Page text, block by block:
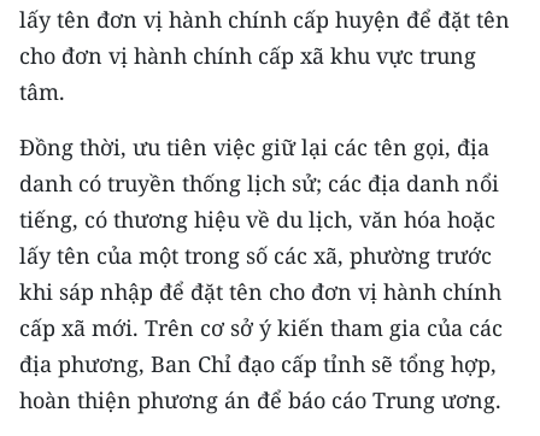
Media Du lịch
Media Thế giới
Media Thể thao
Media Giáo dục
Media Y tế
Media Khoa học - Công nghệ
Media Môi trường
Ảnh
lấy tên đơn vị hành chính cấp huyện để đặt tên
cho đơn vị hành chính cấp xã khu vực trung
tâm.
Đồng thời, ưu tiên việc giữ lại các tên gọi, địa
danh có truyền thống lịch sử; các địa danh nổi
tiếng, có thương hiệu về du lịch, văn hóa hoặc
lấy tên của một trong số các xã, phường trước
khi sáp nhập để đặt tên cho đơn vị hành chính
cấp xã mới. Trên cơ sở ý kiến tham gia của các
địa phương, Ban Chỉ đạo cấp tỉnh sẽ tổng hợp,
hoàn thiện phương án để báo cáo Trung ương.